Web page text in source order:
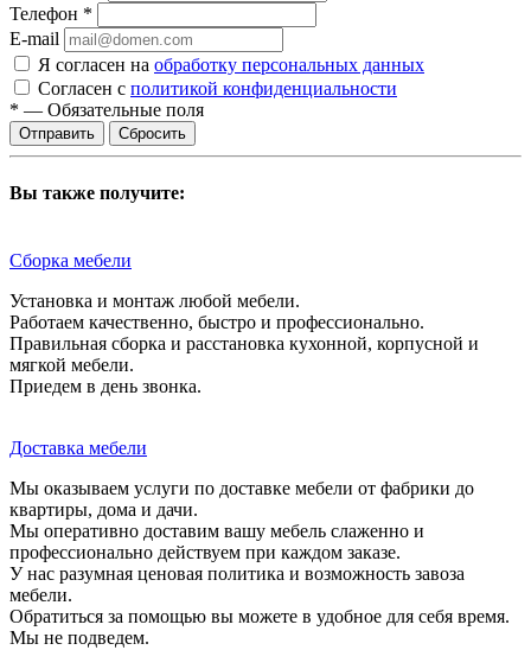
Телефон *
E-mail
Я согласен на обработку персональных данных
Согласен с политикой конфиденциальности
* — Обязательные поля
Сбросить
Вы также получите:
Сборка мебели
Установка и монтаж любой мебели.
Работаем качественно, быстро и профессионально.
Правильная сборка и расстановка кухонной, корпусной и
мягкой мебели.
Приедем в день звонка.
Доставка мебели
Мы оказываем услуги по доставке мебели от фабрики до
квартиры, дома и дачи.
Мы оперативно доставим вашу мебель слаженно и
профессионально действуем при каждом заказе.
У нас разумная ценовая политика и возможность завоза
мебели.
Обратиться за помощью вы можете в удобное для себя время.
Мы не подведем.